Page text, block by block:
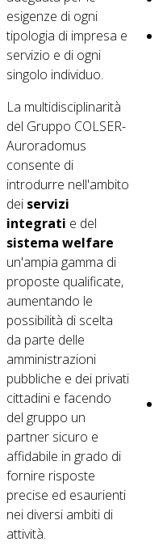
esigenze di ogni
tipologia di impresa e
servizio e di ogni
singolo individuo.
La multidisciplinarità
del Gruppo COLSER-
Auroradomus
consente di
introdurre nell'ambito
dei servizi
integrati e del
sistema welfare
un'ampia gamma di
proposte qualificate,
aumentando le
possibilità di scelta
da parte delle
amministrazioni
pubbliche e dei privati
cittadini e facendo
del gruppo un
partner sicuro e
affidabile in grado di
fornire risposte
precise ed esaurienti
nei diversi ambiti di
attività.